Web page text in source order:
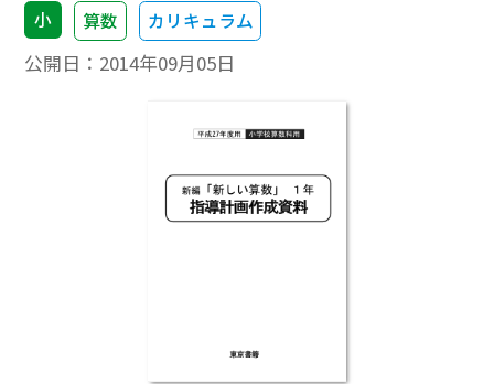
小 算数 カリキュラム
公開日： 2014年09月05日